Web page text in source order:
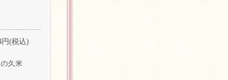
円(税込)
久米